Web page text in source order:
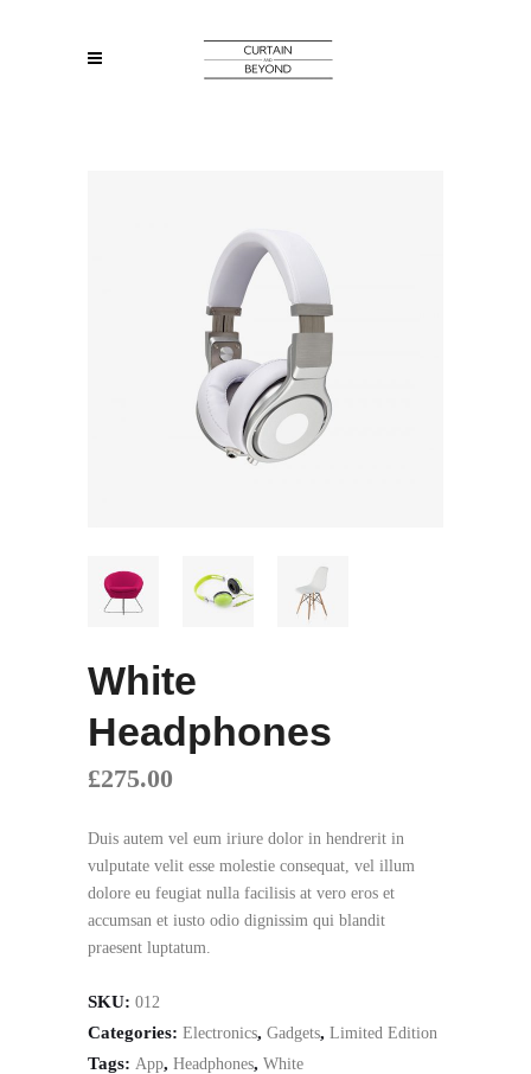
White
Headphones
£275.00
Duis autem vel eum iriure dolor in hendrerit in
vulputate velit esse molestie consequat, vel illum
dolore eu feugiat nulla facilisis at vero eros et
accumsan et iusto odio dignissim qui blandit
praesent luptatum.
SKU: 012
Categories: Electronics, Gadgets, Limited Edition
Tags: App, Headphones, White